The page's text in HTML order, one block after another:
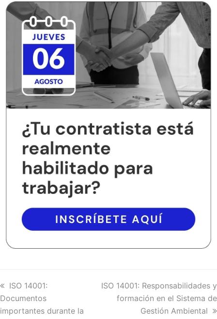
previous
post:
ISO 14001:
Documentos
importantes durante la
next
post:
ISO 14001: Responsabilidades y
formación en el Sistema de
Gestión Ambiental